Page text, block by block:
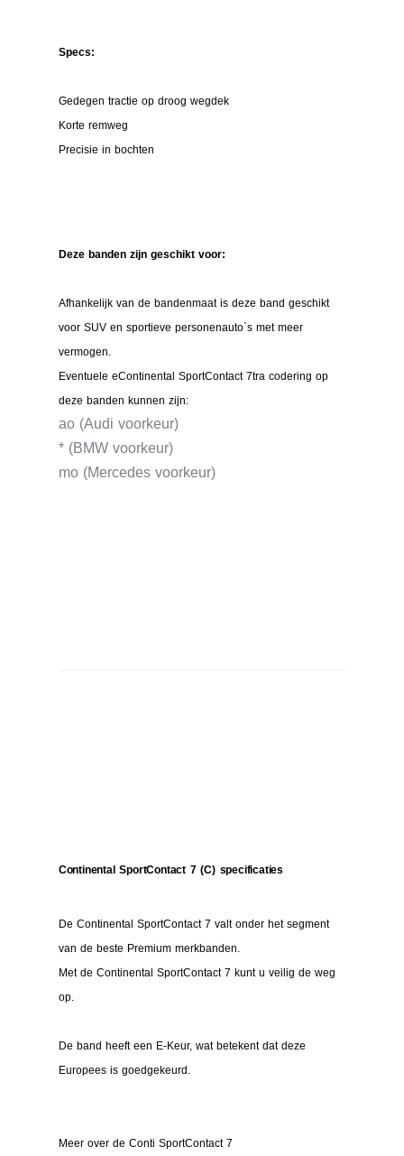
Specs:
Gedegen tractie op droog wegdek
Korte remweg
Precisie in bochten
Deze banden zijn geschikt voor:
Afhankelijk van de bandenmaat is deze band geschikt
voor SUV en sportieve personenauto`s met meer
vermogen.
Eventuele eContinental SportContact 7tra codering op
deze banden kunnen zijn:
ao (Audi voorkeur)
* (BMW voorkeur)
mo (Mercedes voorkeur)
Continental SportContact 7 (C) specificaties
De Continental SportContact 7 valt onder het segment
van de beste Premium merkbanden.
Met de Continental SportContact 7 kunt u veilig de weg
op.
De band heeft een E-Keur, wat betekent dat deze
Europees is goedgekeurd.
Meer over de Conti SportContact 7